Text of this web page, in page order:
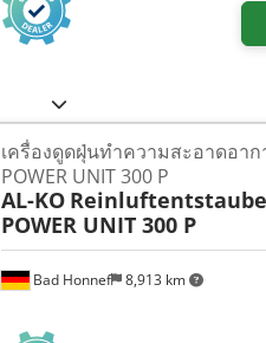
Bad Honnef 8,913 km
เครื่องดูดฝุ่นทำความสะอาดอาก
POWER UNIT 300 P
AL-KO
POWER UNIT 300 P